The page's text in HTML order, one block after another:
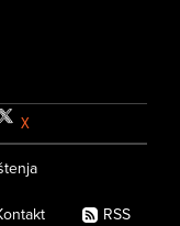
X
RSS